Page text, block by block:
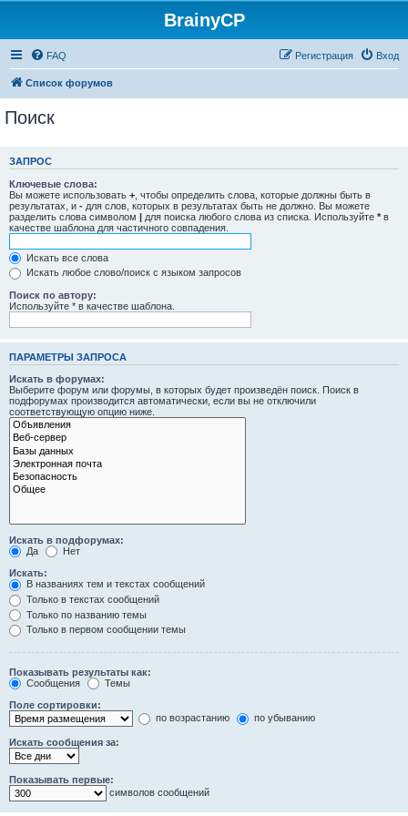
BrainyCP
FAQ Вход
Регистрация
Список форумов
Поиск
ЗАПРОС
Ключевые слова:
Вы можете использовать + , чтобы определить слова, которые должны быть в
результатах, и - для слов, которых в результатах быть не должно. Вы можете
разделить слова символом | для поиска любого слова из списка. Используйте * в
качестве шаблона для частичного совпадения.
Искать все слова
Искать любое слово/поиск с языком запросов
Поиск по автору:
Используйте * в качестве шаблона.
ПАРАМЕТРЫ ЗАПРОСА
Искать в форумах:
Выберите форум или форумы, в которых будет произведён поиск. Поиск в
подфорумах производится автоматически, если вы не отключили
соответствующую опцию ниже.
Искать в подфорумах:
Да
Нет
Искать:
В названиях тем и текстах сообщений
Только в текстах сообщений
Только по названию темы
Только в первом сообщении темы
Показывать результаты как:
Сообщения
Темы
Поле сортировки:
по возрастанию
по убыванию
Искать сообщения за:
Показывать первые:
символов сообщений